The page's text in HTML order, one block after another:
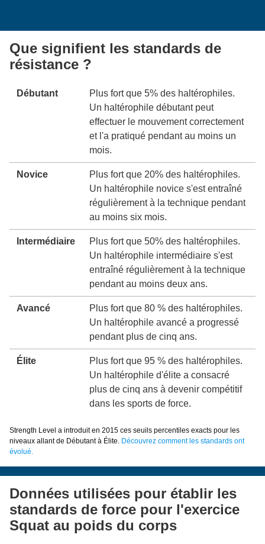
Que signifient les standards de
résistance ?
Débutant
Plus fort que 5% des haltérophiles.
Un haltérophile débutant peut
effectuer le mouvement correctement
et l'a pratiqué pendant au moins un
mois.
Novice
Plus fort que 20% des haltérophiles.
Un haltérophile novice s'est entraîné
régulièrement à la technique pendant
au moins six mois.
Intermédiaire
Plus fort que 50% des haltérophiles.
Un haltérophile intermédiaire s'est
entraîné régulièrement à la technique
pendant au moins deux ans.
Avancé
Plus fort que 80 % des haltérophiles.
Un haltérophile avancé a progressé
pendant plus de cinq ans.
Élite
Plus fort que 95 % des haltérophiles.
Un haltérophile d'élite a consacré
plus de cinq ans à devenir compétitif
dans les sports de force.
Strength Level a introduit en 2015 ces seuils percentiles exacts pour les
niveaux allant de Débutant à Élite. Découvrez comment les standards ont
évolué.
Données utilisées pour établir les
standards de force pour l'exercice
Squat au poids du corps